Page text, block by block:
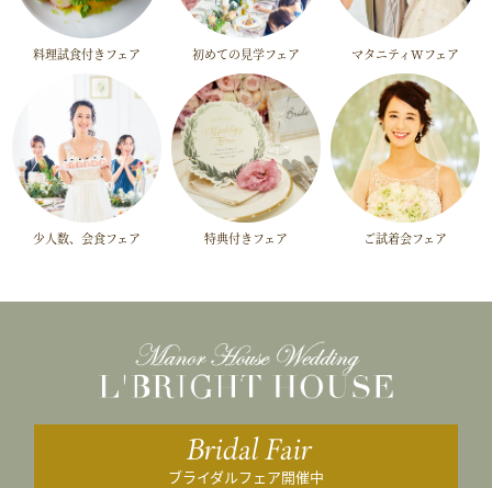
料理試食付きフェア 初めての見学フェア マタニティWフェア
少人数、会食フェア 特典付きフェア ご試着会フェア
Bridal Fair
ブライダルフェア開催中